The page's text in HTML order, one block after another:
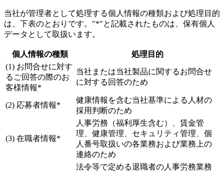
当社が管理者として処理する個人情報の種類および処理目的
は、下表のとおりです。"*"と記載されたものは、保有個人
データとして取扱います。
個人情報の種類
処理目的
(1) お問合せに対す
るご回答の際のお
客様情報*
当社または当社製品に関するお問合せ
に対する回答のため
(2) 応募者情報*
健康情報を含む当社基準による人材の
採用判断のため
(3) 在職者情報*
人事労務（福利厚生含む）、賃金管
理、健康管理、セキュリティ管理、個
人番号取扱いの各業務および業務上の
連絡のため
法令等で定める退職者の人事労務業務